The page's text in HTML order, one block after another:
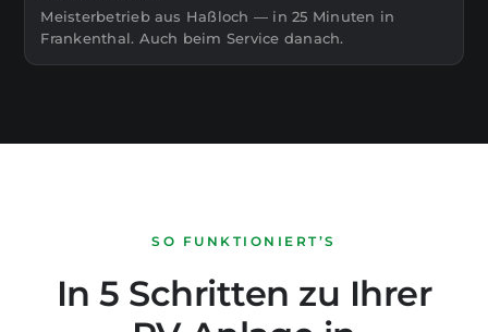
Meisterbetrieb aus Haßloch — in 25 Minuten in
Frankenthal. Auch beim Service danach.
SO FUNKTIONIERT’S
In 5 Schritten zu Ihrer